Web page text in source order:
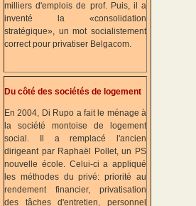
milliers d'emplois de prof. Puis, il a
inventé la «consolidation
stratégique», un mot socialistement
correct pour privatiser Belgacom.
Du côté des sociétés de logement
En 2004, Di Rupo a fait le ménage à
la société montoise de logement
social. Il a remplacé l'ancien
dirigeant par Raphaël Pollet, un PS
nouvelle école. Celui-ci a appliqué
les méthodes du privé: priorité au
rendement financier, privatisation
des tâches d'entretien, personnel